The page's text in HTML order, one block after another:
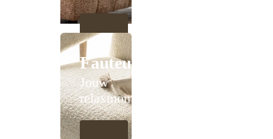
Fauteuils
Jouw
relaxmoment